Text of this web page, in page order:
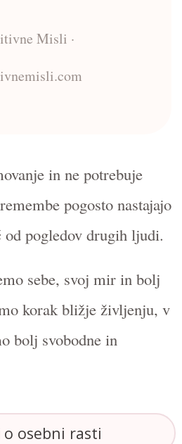
Misli ·
in ne potrebuje
pogosto nastajajo
pogledov drugih ljudi.
sebe, svoj mir in bolj
korak bližje življenju, v
bolj svobodne in
o osebni rasti